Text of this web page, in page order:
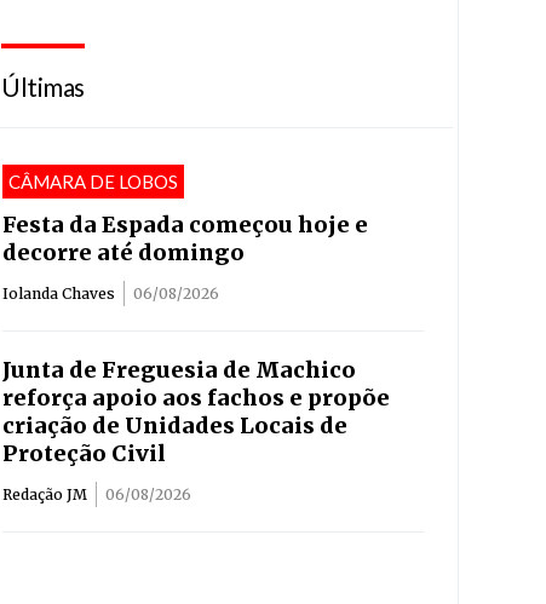
Últimas
CÂMARA DE LOBOS
Festa da Espada começou hoje e
decorre até domingo
Iolanda Chaves 06/08/2026
Junta de Freguesia de Machico
reforça apoio aos fachos e propõe
criação de Unidades Locais de
Proteção Civil
Redação JM 06/08/2026